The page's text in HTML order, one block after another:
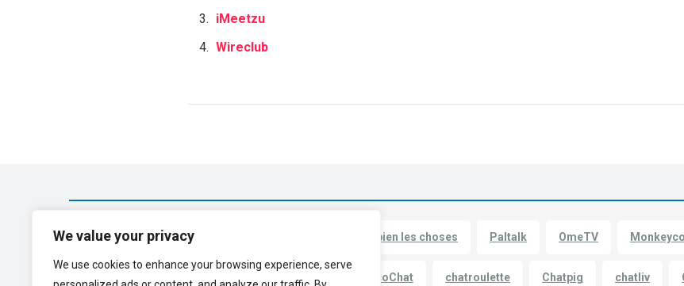
We value your privacy
We use cookies to enhance your browsing experience, serve
iMeetzu
Wireclub
Strangercam Le hasard fait bien les choses Paltalk OmeTV
Holla Chat Emeraude Coomeet CocoChat chatroulette Chatpig chatliv